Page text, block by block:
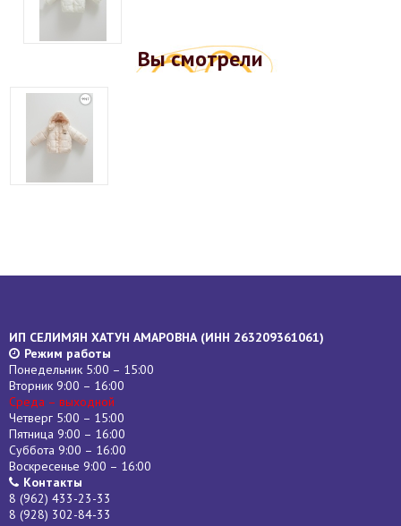
Вы смотрели
ИП СЕЛИМЯН ХАТУН АМАРОВНА (ИНН 263209361061)
Режим работы
Понедельник 5:00 – 15:00
Вторник 9:00 – 16:00
Среда – выходной
Четверг 5:00 – 15:00
Пятница 9:00 – 16:00
Суббота 9:00 – 16:00
Воскресенье 9:00 – 16:00
Контакты
8 (962) 433-23-33
8 (928) 302-84-33